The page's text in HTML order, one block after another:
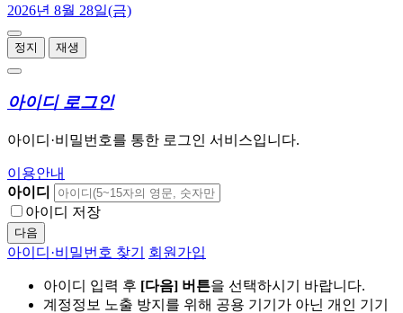
정지 재생
아이디 로그인
아이디·비밀번호를 통한 로그인 서비스입니다.
이용안내
아이디
아이디 저장
다음
아이디·비밀번호 찾기 회원가입
아이디 입력 후 [다음] 버튼을 선택하시기 바랍니다.
계정정보 노출 방지를 위해 공용 기기가 아닌 개인 기기